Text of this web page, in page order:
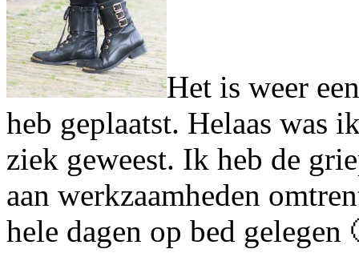
Het is weer
heb geplaatst. Helaas was
ziek geweest. Ik heb de
aan werkzaamheden
hele dagen op bed gelegen